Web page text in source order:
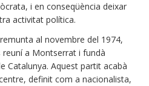
i en conseqüència deixar
activitat política.
al novembre del 1974,
a Montserrat i fundà
Catalunya. Aquest partit acabà
definit com a nacionalista,